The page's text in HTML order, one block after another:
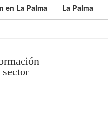
en La Palma La Palma